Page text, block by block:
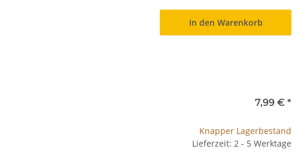
In den Warenkorb
7,99 € *
Knapper Lagerbestand
Lieferzeit: 2 - 5 Werktage